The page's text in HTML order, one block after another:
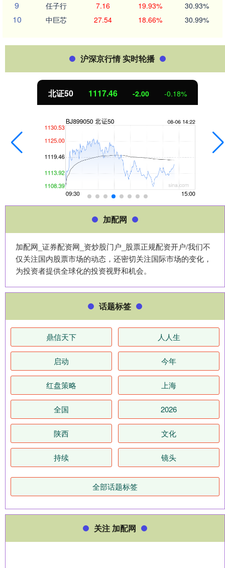
9 任子行 7.16 19.93% 30.93%
10 中巨芯 27.54 18.66% 30.99%
沪深京行情 实时轮播
北证50 1117.46 -2.00 -0.18%
加配网
加配网_证券配资网_资炒股门户_股票正规配资开户/我们不
仅关注国内股票市场的动态，还密切关注国际市场的变化，
为投资者提供全球化的投资视野和机会。
话题标签
鼎信天下 人人生
启动 今年
红盘策略 上海
全国 2026
陕西 文化
持续 镜头
全部话题标签
关注 加配网